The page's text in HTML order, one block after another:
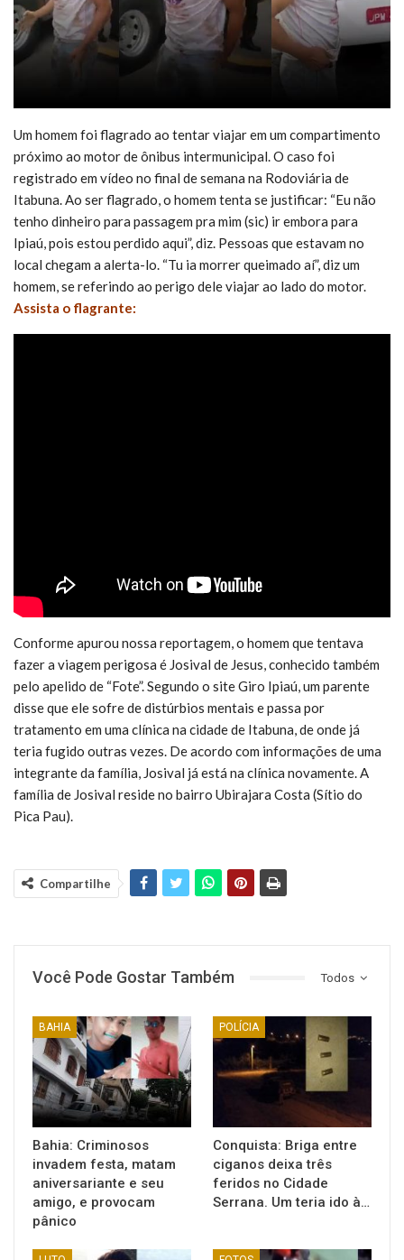
Um homem foi flagrado ao tentar viajar em um compartimento
próximo ao motor de ônibus intermunicipal. O caso foi
registrado em vídeo no final de semana na Rodoviária de
Itabuna. Ao ser flagrado, o homem tenta se justificar: “Eu não
tenho dinheiro para passagem pra mim (sic) ir embora para
Ipiaú, pois estou perdido aqui”, diz. Pessoas que estavam no
local chegam a alerta-lo. “Tu ia morrer queimado aí”, diz um
homem, se referindo ao perigo dele viajar ao lado do motor.
Assista o flagrante:
Conforme apurou nossa reportagem, o homem que tentava
fazer a viagem perigosa é Josival de Jesus, conhecido também
pelo apelido de “Fote”. Segundo o site Giro Ipiaú, um parente
disse que ele sofre de distúrbios mentais e passa por
tratamento em uma clínica na cidade de Itabuna, de onde já
teria fugido outras vezes. De acordo com informações de uma
integrante da família, Josival já está na clínica novamente. A
família de Josival reside no bairro Ubirajara Costa (Sítio do
Pica Pau).
Compartilhe
Todos
Você Pode Gostar Também
BAHIA
Bahia: Criminosos
invadem festa, matam
aniversariante e seu
amigo, e provocam
pânico
POLÍCIA
Conquista: Briga entre
ciganos deixa três
feridos no Cidade
Serrana. Um teria ido à…